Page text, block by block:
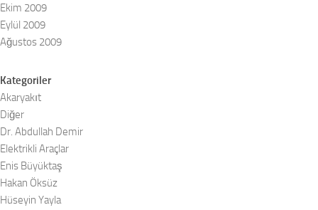
Ekim 2009
Eylül 2009
Ağustos 2009
Kategoriler
Akaryakıt
Diğer
Dr. Abdullah Demir
Elektrikli Araçlar
Enis Büyüktaş
Hakan Öksüz
Hüseyin Yayla